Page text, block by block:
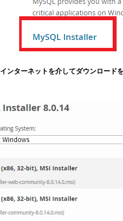
ンターネットを介してダウンロー